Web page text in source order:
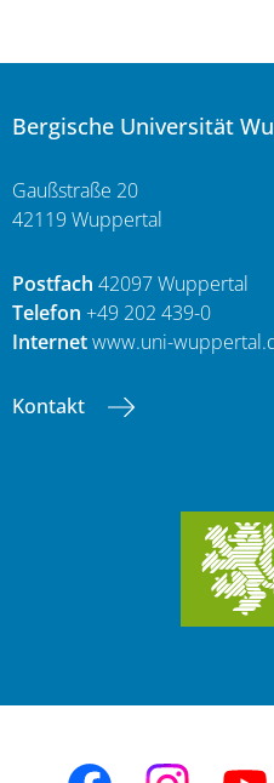
Bergische Universität
Gaußstraße 20
42119 Wuppertal
Postfach 42097 Wuppertal
Telefon +49 202 439-0
Internetwww.uni-
Kontakt